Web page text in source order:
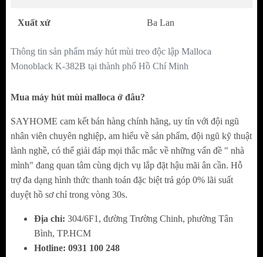
nấu.
thông minh và remote từ xa, tăng tính tiện lợi
Thông tin sản phẩm máy hút mùi treo độc lập Malloca
Monoblack K-382B tại thành phố Hồ Chí Minh
Xuất xứ Ba Lan
Mua máy hút mùi malloca ở đâu?
SAYHOME cam kết bán hàng chính hãng, uy tín với đội ngũ
nhân viên chuyên nghiệp, am hiểu về sản phẩm, đội ngũ kỹ thuật
lành nghề, có thể giải đáp mọi thắc mắc về những vấn đề " nhà
mình" đang quan tâm cùng dịch vụ lắp đặt hậu mãi ân cần. Hỗ
trợ đa dạng hình thức thanh toán đặc biệt trả góp 0% lãi suất
duyệt hồ sơ chỉ trong vòng 30s.
Địa chỉ: 304/6F1, đường Trường Chinh, phường Tân
Bình, TP.HCM
Hotline: 0931 100 248